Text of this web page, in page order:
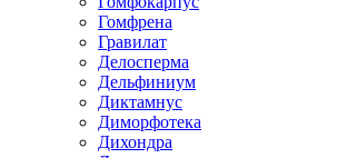
Гомфрена
Гравилат
Делосперма
Дельфиниум
Диктамнус
Диморфотека
Дихондра